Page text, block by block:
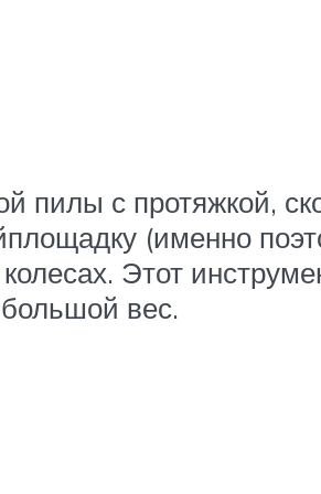
пилы с протяжкой,
(именно
Этот
вес.